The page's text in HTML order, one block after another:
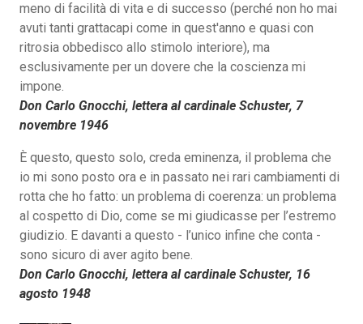
meno di facilità di vita e di successo (perché non ho mai
avuti tanti grattacapi come in quest'anno e quasi con
ritrosia obbedisco allo stimolo interiore), ma
esclusivamente per un dovere che la coscienza mi
impone.
Don Carlo Gnocchi, lettera al cardinale Schuster, 7
novembre 1946
È questo, questo solo, creda eminenza, il problema che
io mi sono posto ora e in passato nei rari cambiamenti di
rotta che ho fatto: un problema di coerenza: un problema
al cospetto di Dio, come se mi giudicasse per l’estremo
giudizio. E davanti a questo - l’unico infine che conta -
sono sicuro di aver agito bene.
Don Carlo Gnocchi, lettera al cardinale Schuster, 16
agosto 1948